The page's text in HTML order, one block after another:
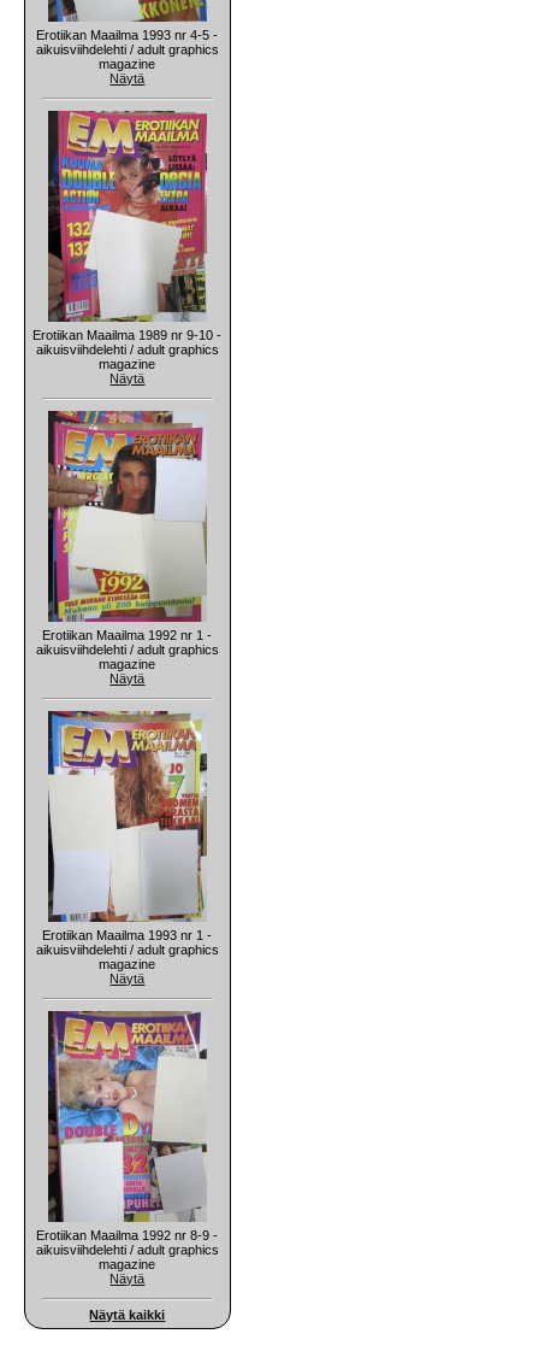
Erotiikan Maailma 1993 nr 4-5 -
aikuisviihdelehti / adult graphics
magazine
Näytä
Erotiikan Maailma 1989 nr 9-10 -
aikuisviihdelehti / adult graphics
magazine
Näytä
Erotiikan Maailma 1992 nr 1 -
aikuisviihdelehti / adult graphics
magazine
Näytä
Erotiikan Maailma 1993 nr 1 -
aikuisviihdelehti / adult graphics
magazine
Näytä
Erotiikan Maailma 1992 nr 8-9 -
aikuisviihdelehti / adult graphics
magazine
Näytä
Näytä kaikki